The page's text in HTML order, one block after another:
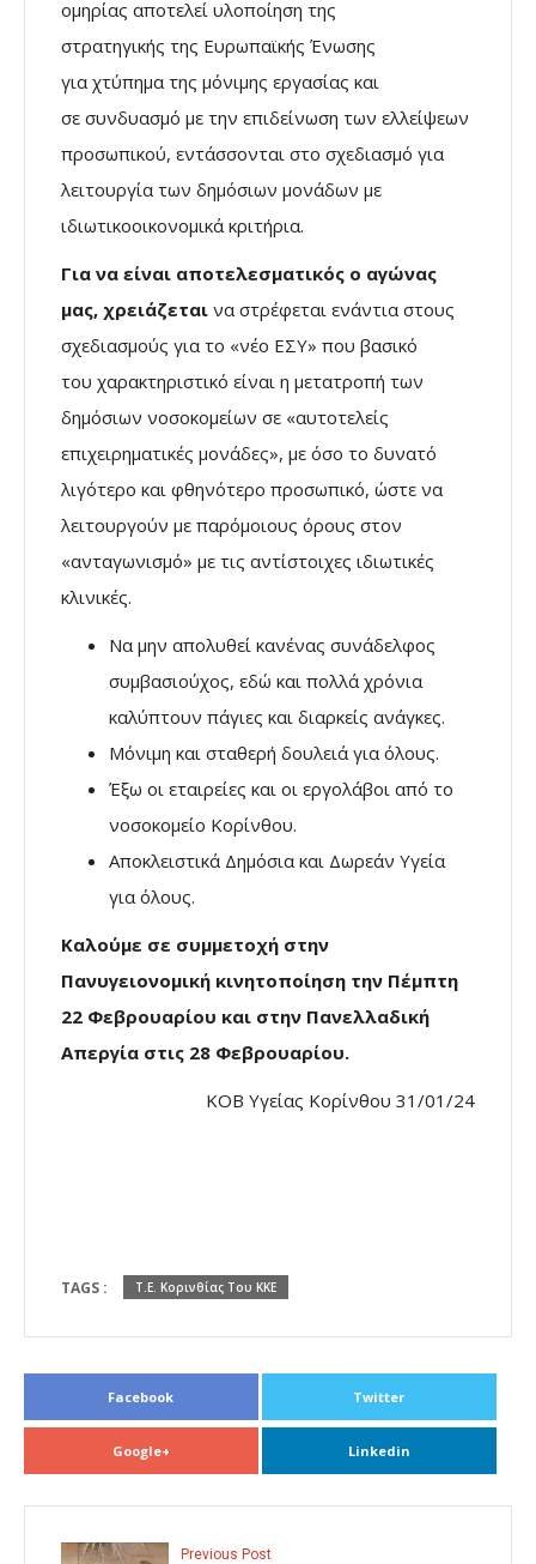
ομηρίας αποτελεί υλοποίηση της
στρατηγικής της Ευρωπαϊκής Ένωσης
για χτύπημα της μόνιμης εργασίας και
σε συνδυασμό με την επιδείνωση των ελλείψεων
προσωπικού, εντάσσονται στο σχεδιασμό για
λειτουργία των δημόσιων μονάδων με
ιδιωτικοοικονομικά κριτήρια.
Για να είναι αποτελεσματικός ο αγώνας
μας, χρειάζεται να στρέφεται ενάντια στους
σχεδιασμούς για το «νέο ΕΣΥ» που βασικό
του χαρακτηριστικό είναι η μετατροπή των
δημόσιων νοσοκομείων σε «αυτοτελείς
επιχειρηματικές μονάδες», με όσο το δυνατό
λιγότερο και φθηνότερο προσωπικό, ώστε να
λειτουργούν με παρόμοιους όρους στον
«ανταγωνισμό» με τις αντίστοιχες ιδιωτικές
κλινικές.
Να μην απολυθεί κανένας συνάδελφος
συμβασιούχος, εδώ και πολλά χρόνια
καλύπτουν πάγιες και διαρκείς ανάγκες.
Μόνιμη και σταθερή δουλειά για όλους.
Έξω οι εταιρείες και οι εργολάβοι από το
νοσοκομείο Κορίνθου.
Αποκλειστικά Δημόσια και Δωρεάν Υγεία
για όλους.
Καλούμε σε συμμετοχή στην
Πανυγειονομική κινητοποίηση την Πέμπτη
22 Φεβρουαρίου και στην Πανελλαδική
Απεργία στις 28 Φεβρουαρίου.
ΚΟΒ Υγείας Κορίνθου 31/01/24
TAGS : Τ.Ε. Κορινθίας Του ΚΚΕ
Facebook Twitter
Google+ Linkedin
Previous Post